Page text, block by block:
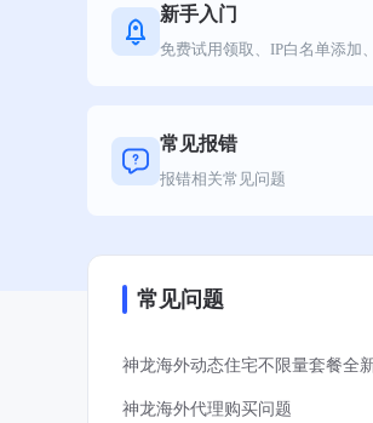
新手入门
常见报错
报错相关常见问题
常见问题
神龙海外代理购买问题